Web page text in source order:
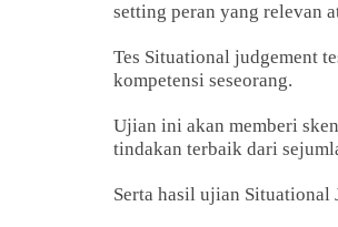
setting peran yang relevan
Tes Situational judgement
kompetensi seseorang.
Ujian ini akan memberi
tindakan terbaik dari
Serta hasil ujian Situational